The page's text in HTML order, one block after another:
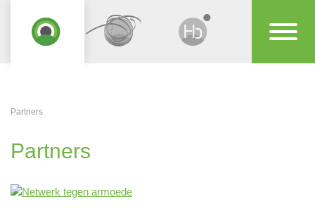
Partners
Partners